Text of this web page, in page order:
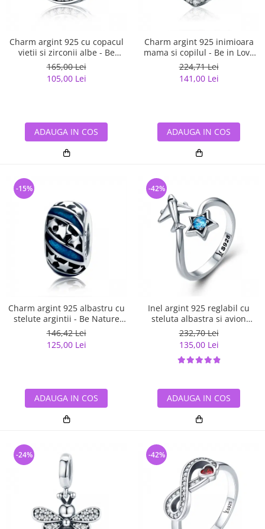
Charm argint 925 cu copacul
vietii si zirconii albe - Be
Nature PST0120
165,00 Lei
105,00 Lei
ADAUGA IN COS
Charm argint 925 inimioara
mama si copilul - Be in Love
PST0122
224,71 Lei
141,00 Lei
ADAUGA IN COS
Charm argint 925 albastru cu
stelute argintii - Be Nature
PST0123
146,42 Lei
125,00 Lei
-15%
ADAUGA IN COS
Inel argint 925 reglabil cu
steluta albastra si avion
argintiu - Be Nature IST0047
232,70 Lei
135,00 Lei
-42%
ADAUGA IN COS
-24% -42%